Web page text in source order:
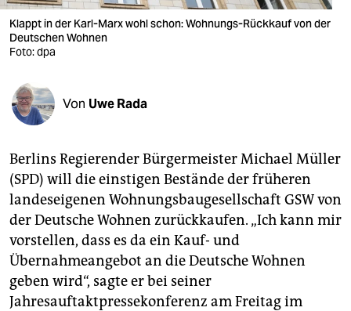
verlag
veranstaltungen
shop
fragen & hilfe
abo
genossenschaft
epaper login
Klappt in der Karl-Marx wohl schon: Wohnungs-Rückkauf von der
Deutschen Wohnen
Foto: dpa
Von Uwe Rada
Berlins Regierender Bürgermeister Michael Müller
(SPD) will die einstigen Bestände der früheren
landeseigenen Wohnungsbaugesellschaft GSW von
der Deutsche Wohnen zurückkaufen. „Ich kann mir
vorstellen, dass es da ein Kauf- und
Übernahmeangebot an die Deutsche Wohnen
geben wird“, sagte er bei seiner
Jahresauftaktpressekonferenz am Freitag im